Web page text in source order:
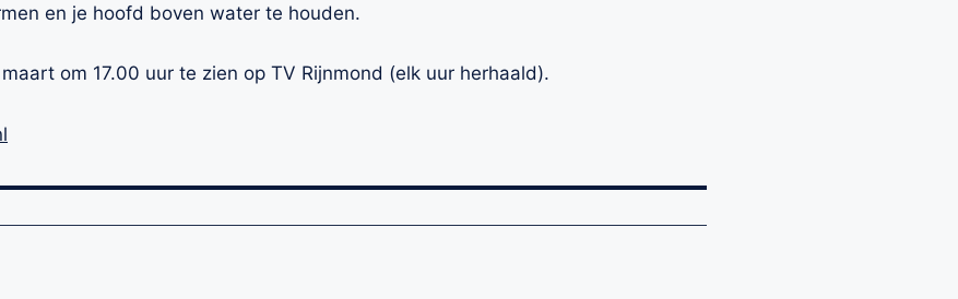
en je hoofd boven water te houden.
om 17.00 uur te zien op TV Rijnmond (elk uur herhaald).